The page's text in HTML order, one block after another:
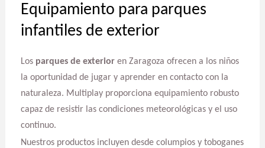
Equipamiento para parques
infantiles de exterior
Los parques de exterioren Zaragoza ofrecen a los niños
la oportunidad de jugar y aprender en contacto con la
naturaleza. Multiplay proporciona equipamiento robusto
capaz de resistir las condiciones meteorológicas y el uso
continuo.
Nuestros productos incluyen desde columpios y toboganes